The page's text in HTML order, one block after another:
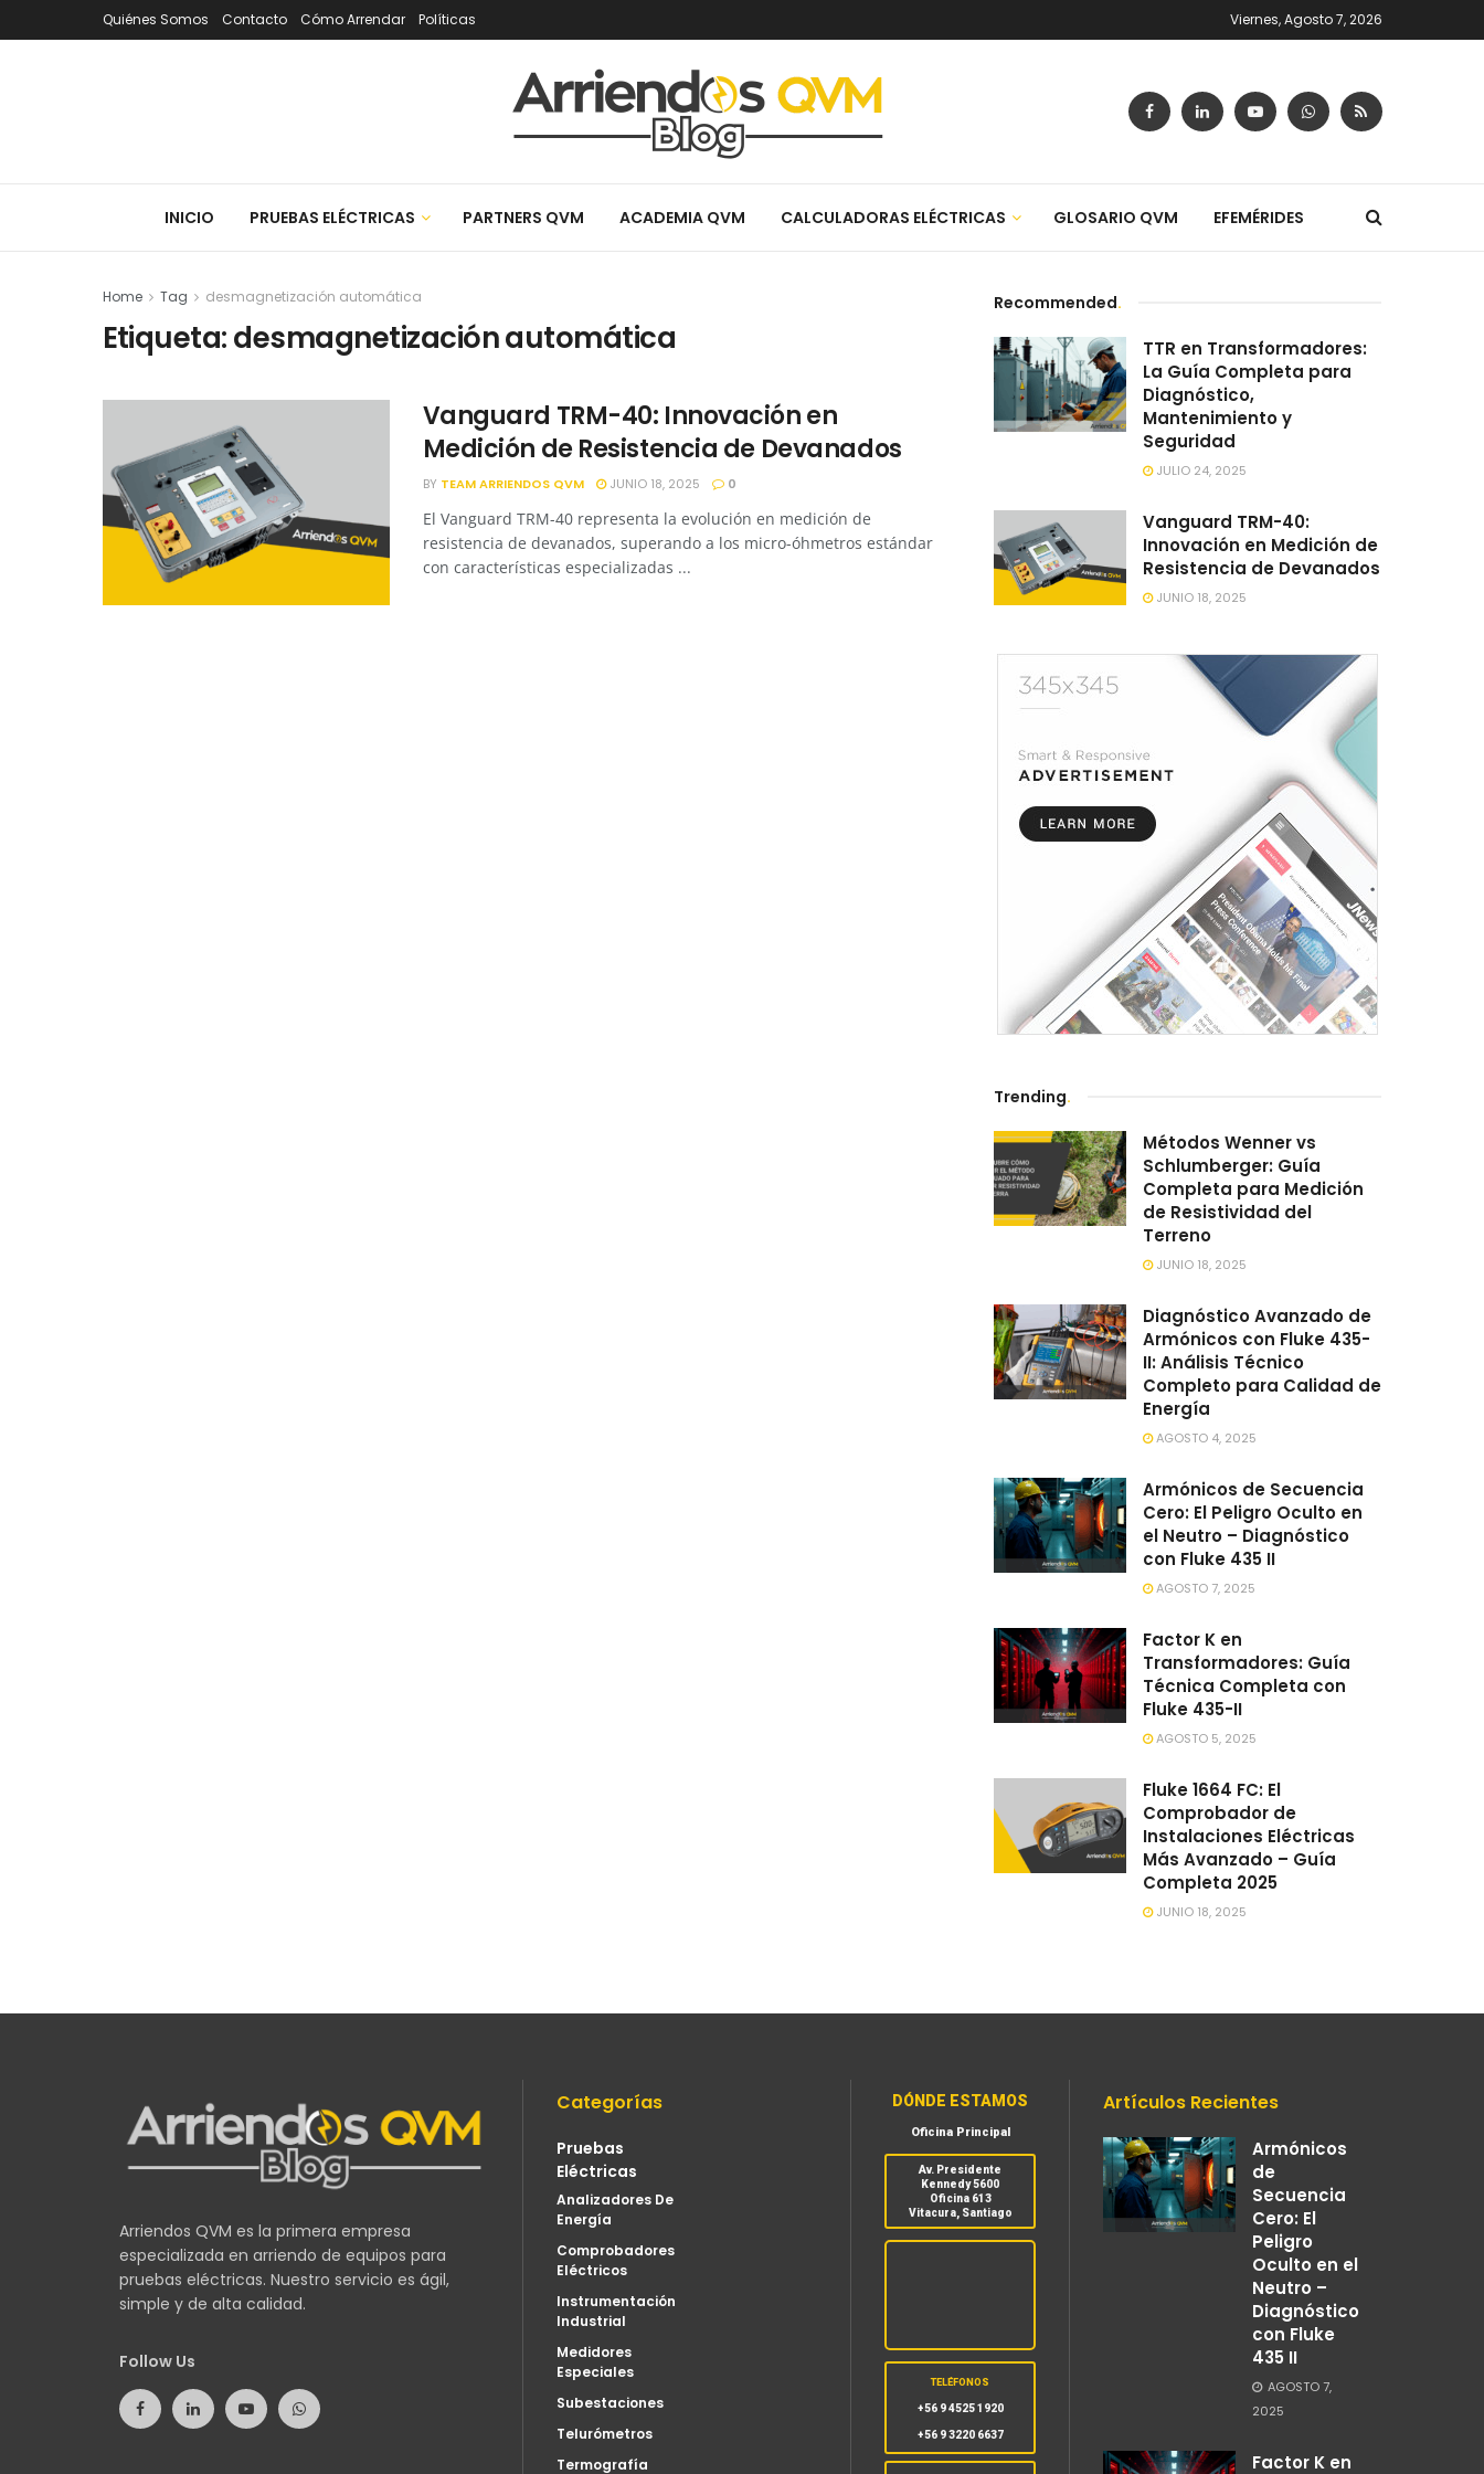
Quiénes Somos Contacto Cómo Arrendar Políticas Viernes, Agosto 7, 2026
INICIO PRUEBAS ELÉCTRICAS PARTNERS QVM ACADEMIA QVM CALCULADORAS ELÉCTRICAS GLOSARIO QVM EFEMÉRIDES
Home Tag desmagnetización automática
Etiqueta:desmagnetización automática
Vanguard TRM-40: Innovación en
Medición de Resistencia de Devanados
BY TEAM ARRIENDOS QVM JUNIO 18, 2025 0
El Vanguard TRM-40 representa la evolución en medición de
resistencia de devanados, superando a los micro-óhmetros estándar
con características especializadas ...
Recommended.
TTR en Transformadores:
La Guía Completa para
Diagnóstico,
Mantenimiento y
Seguridad
JULIO 24, 2025
Vanguard TRM-40:
Innovación en Medición de
Resistencia de Devanados
JUNIO 18, 2025
Trending.
Métodos Wenner vs
Schlumberger: Guía
Completa para Medición
de Resistividad del
Terreno
JUNIO 18, 2025
Diagnóstico Avanzado de
Armónicos con Fluke 435-
II: Análisis Técnico
Completo para Calidad de
Energía
AGOSTO 4, 2025
Armónicos de Secuencia
Cero: El Peligro Oculto en
el Neutro – Diagnóstico
con Fluke 435 II
AGOSTO 7, 2025
Factor K en
Transformadores: Guía
Técnica Completa con
Fluke 435-II
AGOSTO 5, 2025
Fluke 1664 FC: El
Comprobador de
Instalaciones Eléctricas
Más Avanzado – Guía
Completa 2025
JUNIO 18, 2025
Arriendos QVM es la primera empresa
especializada en arriendo de equipos para
pruebas eléctricas. Nuestro servicio es ágil,
simple y de alta calidad.
Follow Us
Categorías
Pruebas
Eléctricas
Analizadores De
Energía
Comprobadores
Eléctricos
Instrumentación
Industrial
Medidores
Especiales
Subestaciones
Telurómetros
Termografía
DÓNDE ESTAMOS
Oficina Principal
Av. Presidente
Kennedy 5600
Oficina 613
Vitacura, Santiago
TELÉFONOS
+56 9 4525 1920
+56 9 3220 6637
Artículos Recientes
Armónicos
de
Secuencia
Cero: El
Peligro
Oculto en el
Neutro –
Diagnóstico
con Fluke
435 II
AGOSTO 7,
2025
Factor K en